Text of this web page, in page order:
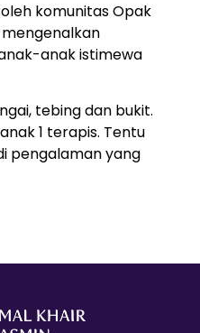
komunitas Opak
anak istimewa
tebing dan bukit.
1 terapis. Tentu
pengalaman yang